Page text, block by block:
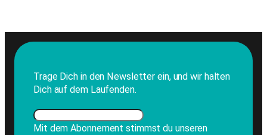
Trage Dich in den Newsletter ein, und wir halten
Dich auf dem Laufenden.
Mit dem Abonnement stimmst du unseren